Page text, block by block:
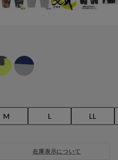
M L LL
在庫表示について